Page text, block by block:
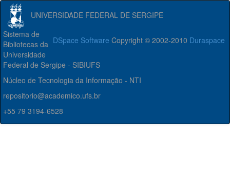
UNIVERSIDADE FEDERAL DE SERGIPE
DSpace Software Copyright © 2002-2010 Duraspace
Sistema de
Bibliotecas da
Universidade
Federal de Sergipe - SIBIUFS
Núcleo de Tecnologia da Informação - NTI
repositorio@academico.ufs.br
+55 79 3194-6528